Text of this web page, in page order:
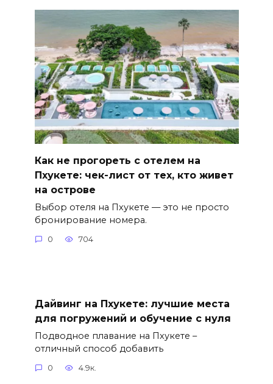
Как не прогореть с отелем на
Пхукете: чек-лист от тех, кто живет
на острове
Выбор отеля на Пхукете — это не просто
бронирование номера.
0 704
Дайвинг на Пхукете: лучшие места
для погружений и обучение с нуля
Подводное плавание на Пхукете –
отличный способ добавить
0 4.9к.